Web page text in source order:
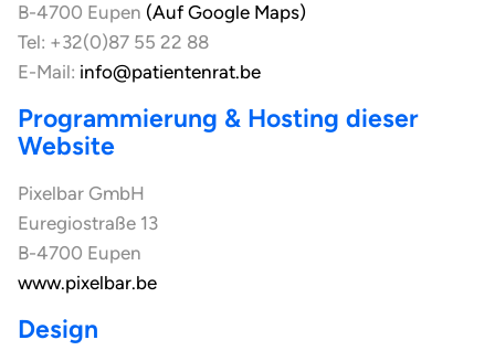
B-4700 Eupen (Auf Google Maps)
Tel: +32(0)87 55 22 88
E-Mail: info@patientenrat.be
Programmierung & Hosting dieser
Website
Pixelbar GmbH
Euregiostraße 13
B-4700 Eupen
www.pixelbar.be
Design